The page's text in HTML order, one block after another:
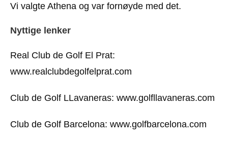
Vi valgte Athena og var fornøyde med det.
Nyttige lenker
Real Club de Golf El Prat:
www.realclubdegolfelprat.com
Club de Golf LLavaneras: www.golfllavaneras.com
Club de Golf Barcelona: www.golfbarcelona.com